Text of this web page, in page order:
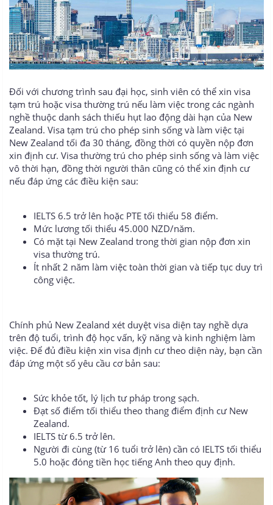
Đối với chương trình sau đại học, sinh viên có thể xin visa
tạm trú hoặc visa thường trú nếu làm việc trong các ngành
nghề thuộc danh sách thiếu hụt lao động dài hạn của New
Zealand. Visa tạm trú cho phép sinh sống và làm việc tại
New Zealand tối đa 30 tháng, đồng thời có quyền nộp đơn
xin định cư. Visa thường trú cho phép sinh sống và làm việc
vô thời hạn, đồng thời người thân cũng có thể xin định cư
nếu đáp ứng các điều kiện sau:
IELTS 6.5 trở lên hoặc PTE tối thiểu 58 điểm.
Mức lương tối thiểu 45.000 NZD/năm.
Có mặt tại New Zealand trong thời gian nộp đơn xin
visa thường trú.
Ít nhất 2 năm làm việc toàn thời gian và tiếp tục duy trì
công việc.
Chính phủ New Zealand xét duyệt visa diện tay nghề dựa
trên độ tuổi, trình độ học vấn, kỹ năng và kinh nghiệm làm
việc. Để đủ điều kiện xin visa định cư theo diện này, bạn cần
đáp ứng một số yêu cầu cơ bản sau:
Sức khỏe tốt, lý lịch tư pháp trong sạch.
Đạt số điểm tối thiểu theo thang điểm định cư New
Zealand.
IELTS từ 6.5 trở lên.
Người đi cùng (từ 16 tuổi trở lên) cần có IELTS tối thiểu
5.0 hoặc đóng tiền học tiếng Anh theo quy định.